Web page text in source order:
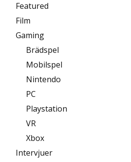
Featured
Film
Gaming
Brädspel
Mobilspel
Nintendo
PC
Playstation
VR
Xbox
Intervjuer